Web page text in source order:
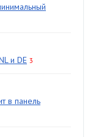
и DE 3
в панель